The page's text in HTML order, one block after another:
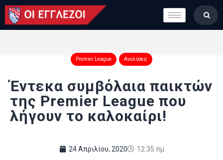
LONDON CALLING
ΚΑΤΗΓΟΡΙΕΣ
ΒΑΘΜΟΛΟΓΙΕΣ
ΟΜΑΔΕΣ
ΠΟΙΟΙ ΕΙΜΑΣΤΕ
Premier League Αναλύσεις
Έντεκα συμβόλαια παικτών
της Premier League που
λήγουν το καλοκαίρι!
24 Απριλίου, 2020 12:35 πμ